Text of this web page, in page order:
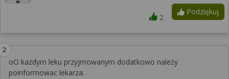
Podziękuj
2
oO kazdym leku przyjmowanym dodatkowo należy
poinformowac lekarza.